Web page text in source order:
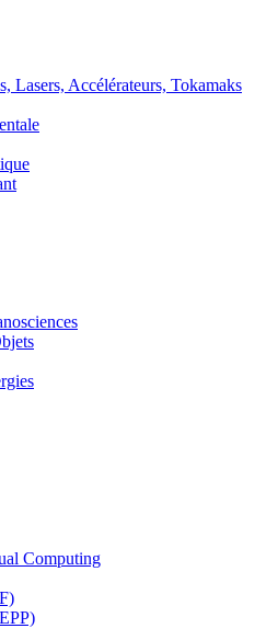
Accélérateurs, Tokamaks
Computing